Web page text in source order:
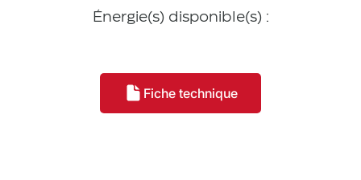
Énergie(s) disponible(s) :
Fiche technique